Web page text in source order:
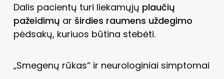
Dalis pacientų turi liekamųjų plaučių
pažeidimų ar širdies raumens uždegimo
pėdsakų, kuriuos būtina stebėti.
„Smegenų rūkas“ ir neurologiniai simptomai